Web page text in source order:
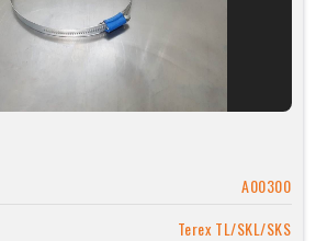
A00300
Terex TL/SKL/SKS